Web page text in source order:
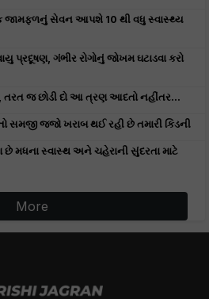
જામફળનું સેવન આપશે 10 થી વધુ સ્વાસ્થ્ય
પ્રદૂષણ, ગંભીર રોગોનું જોખમ ઘટાડવા કરો
તરત જ છોડી દો આ ત્રણ આદતો નહીંતર...
સમજી જજો ખરાબ થઈ રહી છે તમારી કિડની
છે મધના સ્વાસ્થ અને ચહેરાની સુંદરતા માટે
More